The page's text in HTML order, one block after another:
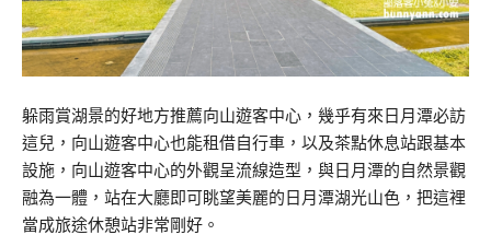
躲雨賞湖景的好地方推薦向山遊客中心，幾乎有來日月潭必訪
這兒，向山遊客中心也能租借自行車，以及茶點休息站跟基本
設施，向山遊客中心的外觀呈流線造型，與日月潭的自然景觀
融為一體，站在大廳即可眺望美麗的日月潭湖光山色，把這裡
當成旅途休憩站非常剛好。